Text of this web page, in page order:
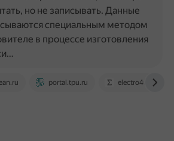
portal.tpu.ru electro4u.net
но не записывать. Данные
специальным методом
в процессе изготовления